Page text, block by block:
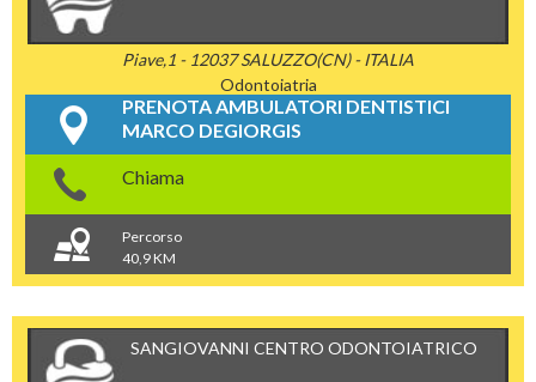
Piave,1 - 12037 SALUZZO(CN) - ITALIA
Odontoiatria
PRENOTA AMBULATORI DENTISTICI
MARCO DEGIORGIS
Chiama
Percorso
40,9 KM
SANGIOVANNI CENTRO ODONTOIATRICO